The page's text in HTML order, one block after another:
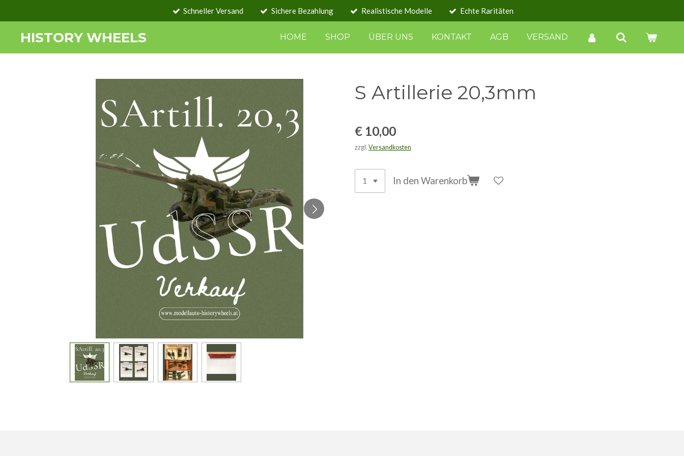
springen
Schneller Versand Sichere Bezahlung Realistische Modelle Echte Raritäten
HISTORY WHEELS HOME SHOP ÜBER UNS KONTAKT AGB VERSAND
S Artillerie 20,3mm
€ 10,00
zzgl. Versandkosten
In den Warenkorb